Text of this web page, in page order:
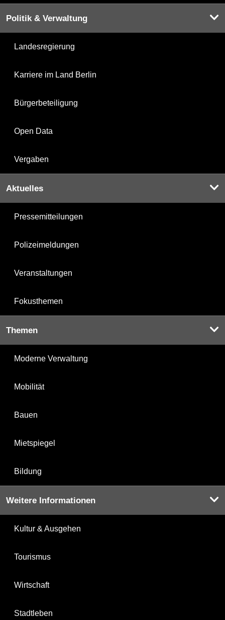
Politik & Verwaltung
Landesregierung
Karriere im Land Berlin
Bürgerbeteiligung
Open Data
Vergaben
Aktuelles
Pressemitteilungen
Polizeimeldungen
Veranstaltungen
Fokusthemen
Themen
Moderne Verwaltung
Mobilität
Bauen
Mietspiegel
Bildung
Weitere Informationen
Kultur & Ausgehen
Tourismus
Wirtschaft
Stadtleben